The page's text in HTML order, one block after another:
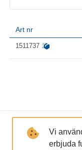
Art nr
1511737
Vi
erbjuda